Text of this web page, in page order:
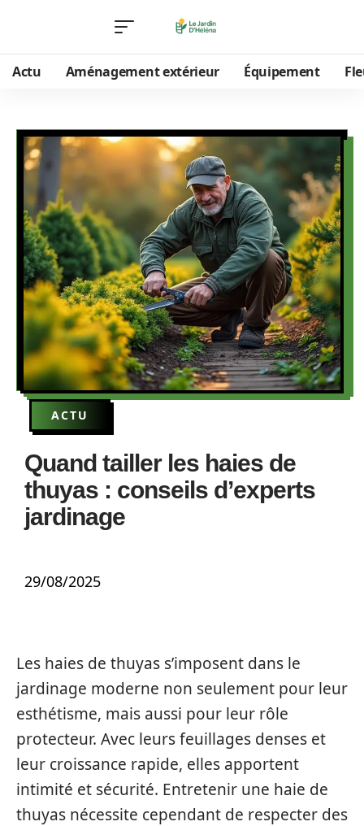
Actu Aménagement extérieur Équipement
ACTU
Quand tailler les haies de
thuyas : conseils d’experts
jardinage
29/08/2025
Les haies de thuyas s’imposent dans le
jardinage moderne non seulement pour leur
esthétisme, mais aussi pour leur rôle
protecteur. Avec leurs feuillages denses et
leur croissance rapide, elles apportent
intimité et sécurité. Entretenir une haie de
thuyas nécessite cependant de respecter des